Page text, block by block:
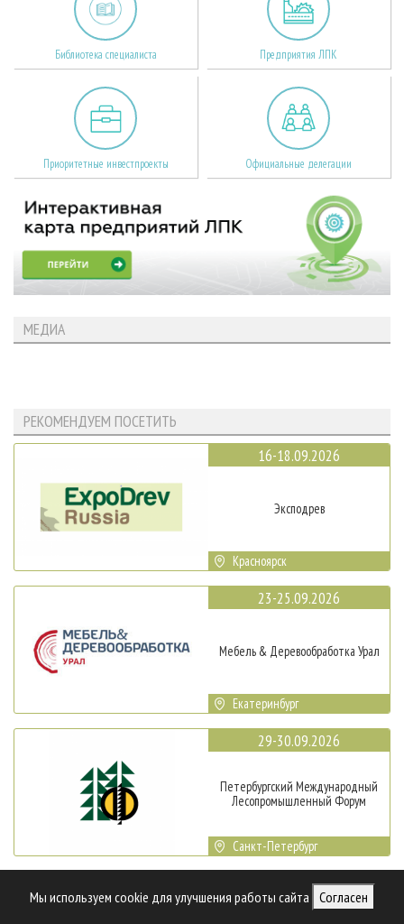
Мы используем cookie для улучшения работы сайта Согласен
Библиотека специалиста Предприятия ЛПК
Приоритетные инвестпроекты Официальные делегации
МЕДИА
РЕКОМЕНДУЕМ ПОСЕТИТЬ
16-18.09.2026
Эксподрев
Красноярск
23-25.09.2026
Мебель & Деревообработка Урал
Екатеринбург
29-30.09.2026
Петербургский Международный
Лесопромышленный Форум
Санкт-Петербург
17-20.10.2026